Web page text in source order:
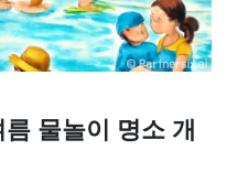
물놀이 명소 개